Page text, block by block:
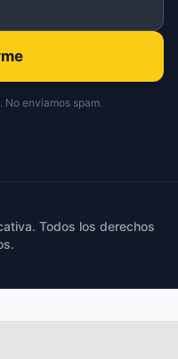
No enviamos spam.
Todos los derechos